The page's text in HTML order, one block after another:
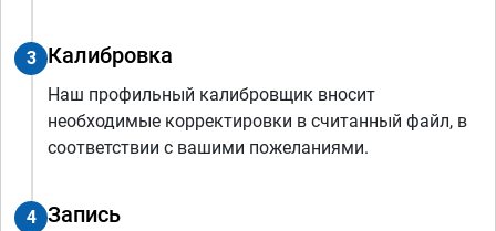
3 Калибровка
Наш профильный калибровщик вносит
необходимые корректировки в считанный файл, в
соответствии с вашими пожеланиями.
4 Запись